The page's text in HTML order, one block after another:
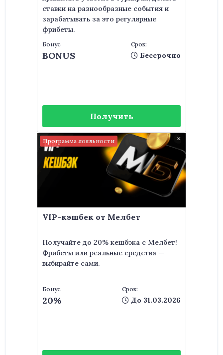
ставки на разнообразные события и
зарабатывать за это регулярные
фрибеты.
Бонус
BONUS
Срок:
Бессрочно
Получить
Программа лояльности
VIP-кэшбек от Мелбет
Получайте до 20% кешбэка с Мелбет!
Фрибеты или реальные средства —
выбирайте сами.
Бонус
20%
Срок:
До 31.03.2026